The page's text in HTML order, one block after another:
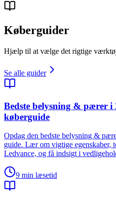
Køberguider
Hjælp til at vælge det rigtige
Se alle guider
Bedste belysning & pærer i
køberguide
Opdag den bedste belysning &
guide. Lær om vigtige egenskaber,
Ledvance, og få indsigt i
9 min læsetid